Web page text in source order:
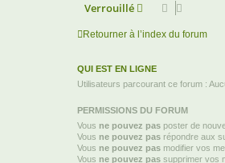
Verrouillé
Retourner à l’index du forum
QUI EST EN LIGNE
Utilisateurs parcourant ce forum :
PERMISSIONS DU FORUM
Vous ne pouvez pas poster de
Vous ne pouvez pas répondre aux
Vous ne pouvez pas modifier vos
Vous ne pouvez pas supprimer vos